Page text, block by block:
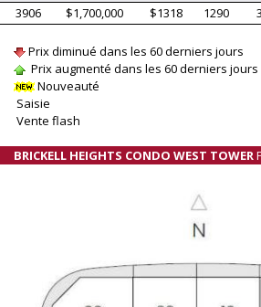
3906
$1,700,000 $1318 1290
Prix diminué dans les 60 derniers jours
Prix augmenté dans les 60 derniers jours
Nouveauté
Saisie
Vente flash
BRICKELL HEIGHTS CONDO WEST TOWER